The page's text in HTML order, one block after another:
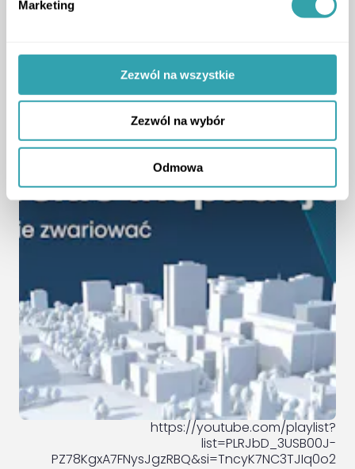
Marketing
Zezwól na wszystkie
Zezwól na wybór
Odmowa
https://youtube.com/playlist?
list=PLRJbD_3USB00J-
PZ78KgxA7FNysJgzRBQ&si=TncyK7NC3TJIq0o2